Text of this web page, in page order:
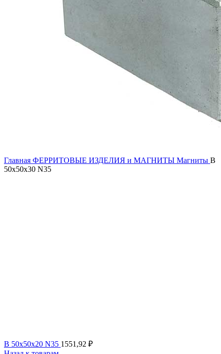
Главная ФЕРРИТОВЫЕ ИЗДЕЛИЯ и МАГНИТЫ Магниты B
50x50x30 N35
B 50x50x20 N35 1551,92 ₽